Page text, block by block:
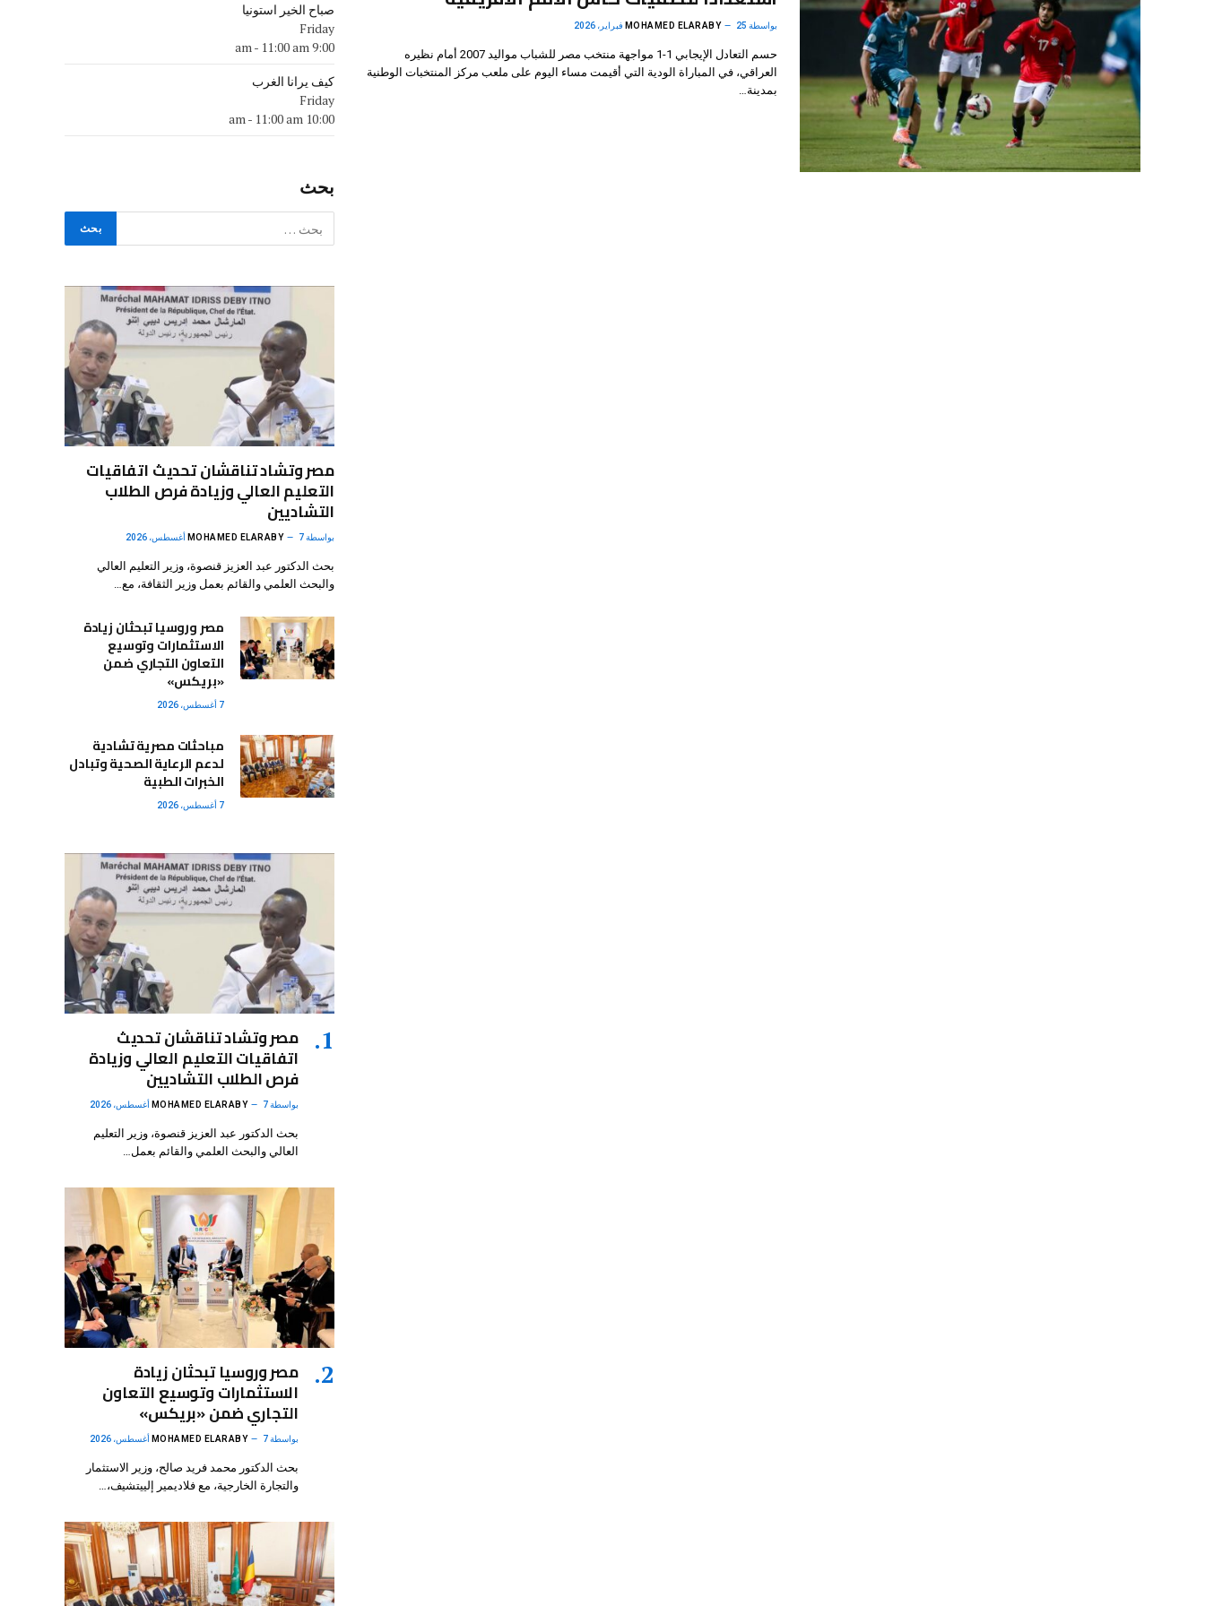
بواسطة MOHAMED ELARABY 25 فبراير، 2026
حسم التعادل الإيجابي 1-1 مواجهة منتخب مصر للشباب مواليد 2007 أمام نظيره
العراقي، في المباراة الودية التي أقيمت مساء اليوم على ملعب مركز المنتخبات الوطنية
بمدينة…
صباح الخير استونيا
Friday
9:00 am
- 11:00 am
كيف يرانا الغرب
Friday
10:00 am
- 11:00 am
بحث
مصر وتشاد تناقشان تحديث اتفاقيات
التعليم العالي وزيادة فرص الطلاب
التشاديين
بواسطة MOHAMED ELARABY 7 أغسطس، 2026
بحث الدكتور عبد العزيز قنصوة، وزير التعليم العالي
والبحث العلمي والقائم بعمل وزير الثقافة، مع…
مصر وروسيا تبحثان زيادة
الاستثمارات وتوسيع
التعاون التجاري ضمن
«بريكس»
7 أغسطس، 2026
مباحثات مصرية تشادية
لدعم الرعاية الصحية وتبادل
الخبرات الطبية
7 أغسطس، 2026
مصر وتشاد تناقشان تحديث
اتفاقيات التعليم العالي وزيادة
فرص الطلاب التشاديين
بواسطة MOHAMED ELARABY 7 أغسطس، 2026
بحث الدكتور عبد العزيز قنصوة، وزير التعليم
العالي والبحث العلمي والقائم بعمل…
مصر وروسيا تبحثان زيادة
الاستثمارات وتوسيع التعاون
التجاري ضمن «بريكس»
بواسطة MOHAMED ELARABY 7 أغسطس، 2026
بحث الدكتور محمد فريد صالح، وزير الاستثمار
والتجارة الخارجية، مع فلاديمير إلييتشيف،…